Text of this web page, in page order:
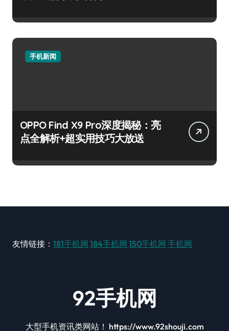
手机新闻
OPPO Find X9 Pro深度揭秘：亮
点全解析+超实用技巧大放送
友情链接： 181手机网 184手机网 150手机网 手机网
92手机网
大型手机资讯类网站！ https://www.92shouji.com